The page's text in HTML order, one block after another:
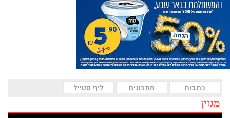
כתבות מתכונים ליף סטייל
מגזין